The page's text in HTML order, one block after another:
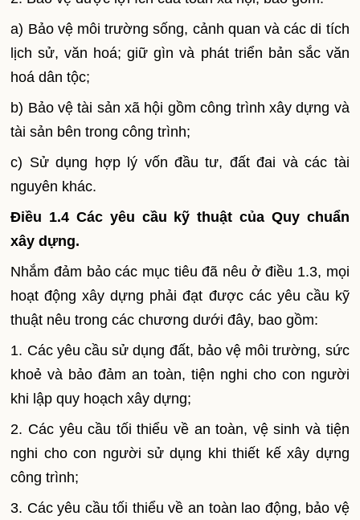
a) Bảo vệ môi trường sống, cảnh quan và các di tích
lịch sử, văn hoá; giữ gìn và phát triển bản sắc văn
hoá dân tộc;
b) Bảo vệ tài sản xã hội gồm công trình xây dựng và
tài sản bên trong công trình;
c) Sử dụng hợp lý vốn đầu tư, đất đai và các tài
nguyên khác.
Điều 1.4 Các yêu cầu kỹ thuật của Quy chuẩn
xây dựng.
Nhắm đảm bảo các mục tiêu đã nêu ở điều 1.3, mọi
hoạt động xây dựng phải đạt được các yêu cầu kỹ
thuật nêu trong các chương dưới đây, bao gồm:
1. Các yêu cầu sử dụng đất, bảo vệ môi trường, sức
khoẻ và bảo đảm an toàn, tiện nghi cho con người
khi lập quy hoạch xây dựng;
2. Các yêu cầu tối thiểu về an toàn, vệ sinh và tiện
nghi cho con người sử dụng khi thiết kế xây dựng
công trình;
3. Các yêu cầu tối thiểu về an toàn lao động, bảo vệ